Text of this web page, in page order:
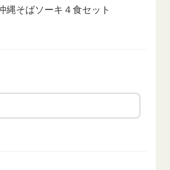
そばソーキ４食セット